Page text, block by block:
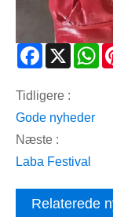
Facebook
X
Tidligere :
Gode ​​nyheder
Næste :
Laba Festival
Relaterede